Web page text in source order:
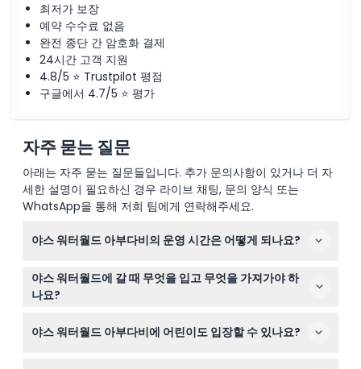
최저가 보장
예약 수수료 없음
완전 종단 간 암호화 결제
24시간 고객 지원
4.8/5 ⭐ Trustpilot 평점
구글에서 4.7/5 ⭐ 평가
자주 묻는 질문
아래는 자주 묻는 질문들입니다. 추가 문의사항이 있거나 더 자
세한 설명이 필요하신 경우 라이브 채팅, 문의 양식 또는
WhatsApp을 통해 저희 팀에게 연락해주세요.
야스 워터월드 아부다비의 운영 시간은 어떻게 되나요?
야스 워터월드는 계절에 따라 운영 시간이 다르며 매일 개
장합니다: 겨울에는 오전 10시부터 오후 6시까지, 여름철에
는 오후 8시까지입니다. 예약 시 이 웹사이트에서 정확한
확인하세요).
야스 워터월드에 갈 때 무엇을 입고 무엇을 가져가야 하
나요?
한 수영복을 꼭 착용하세요. 자외선 차단제, 수건, 추가 접지
야스 워터월드 아부다비에 어린이도 입장할 수 있나요?